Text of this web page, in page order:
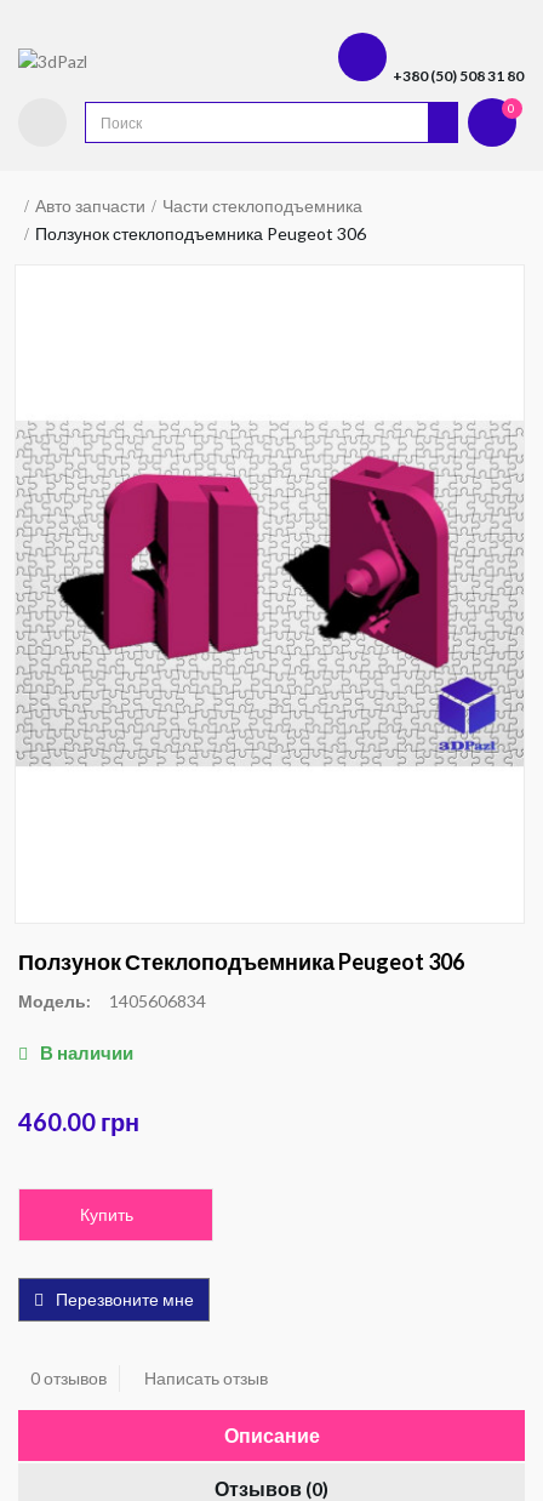
+380 (50) 508 31 80
0
Авто запчасти
Части стеклоподъемника
Ползунок стеклоподъемника Peugeot 306
Ползунок Стеклоподъемника Peugeot 306
Модель: 1405606834
В наличии
460.00 грн
Купить
Перезвоните мне
0 отзывов Написать отзыв
Описание
Отзывов (0)